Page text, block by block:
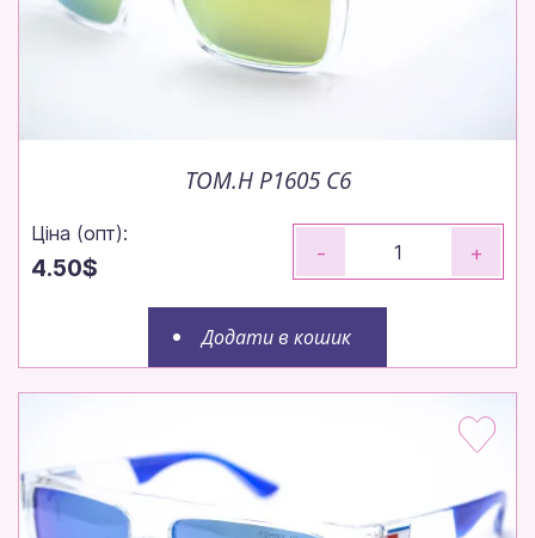
TOM.H P1605 C6
Ціна (опт):
4.50$
- +
Додати в кошик